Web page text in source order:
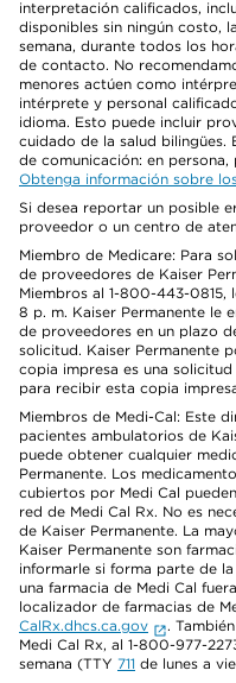
interpretación calificados,
disponibles sin ningún costo,
semana, durante todos los
de contacto. No
menores actúen como
intérprete y personal
idioma. Esto puede incluir
cuidado de la salud bilingües.
de comunicación: en
Obtenga información sobre
Si desea reportar un posible
proveedor o un centro de
Miembro de Medicare: Para
de proveedores de Kaiser
Miembros al 1-800-443-0815,
8 p. m. Kaiser Permanente le
de proveedores en un plazo
solicitud. Kaiser Permanente
copia impresa es una
para recibir esta copia
Miembros de Medi-Cal: Este
pacientes ambulatorios de
puede obtener cualquier
Permanente. Los
cubiertos por Medi Cal
red de Medi Cal Rx. No es
de Kaiser Permanente. La
Kaiser Permanente son
informarle si forma parte de
una farmacia de Medi Cal
localizador de farmacias de
CalRx.dhcs.ca.gov
.
Medi Cal Rx, al 1-800-977-
semana (TTY 711 de lunes a